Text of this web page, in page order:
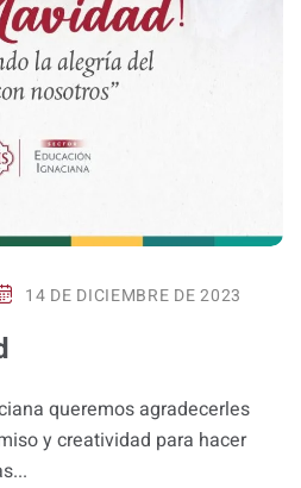
14 DE DICIEMBRE DE 2023
queremos agradecerles
y creatividad para hacer